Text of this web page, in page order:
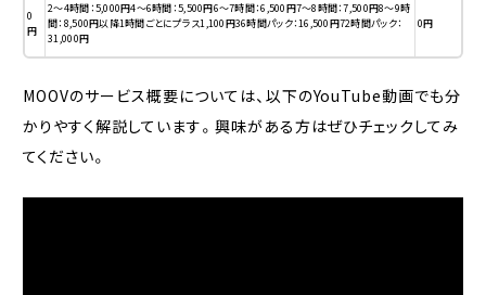
0
円
2〜4時間：5,000円4〜6時間：5,500円6〜7時間：6,500円7〜8時間：7,500円8〜9時
間：8,500円以降1時間ごとにプラス1,100円36時間パック：16,500円72時間パック：
31,000円
0円
MOOVのサービス概要については、以下のYouTube動画でも分
かりやすく解説しています。興味がある方はぜひチェックしてみ
てください。